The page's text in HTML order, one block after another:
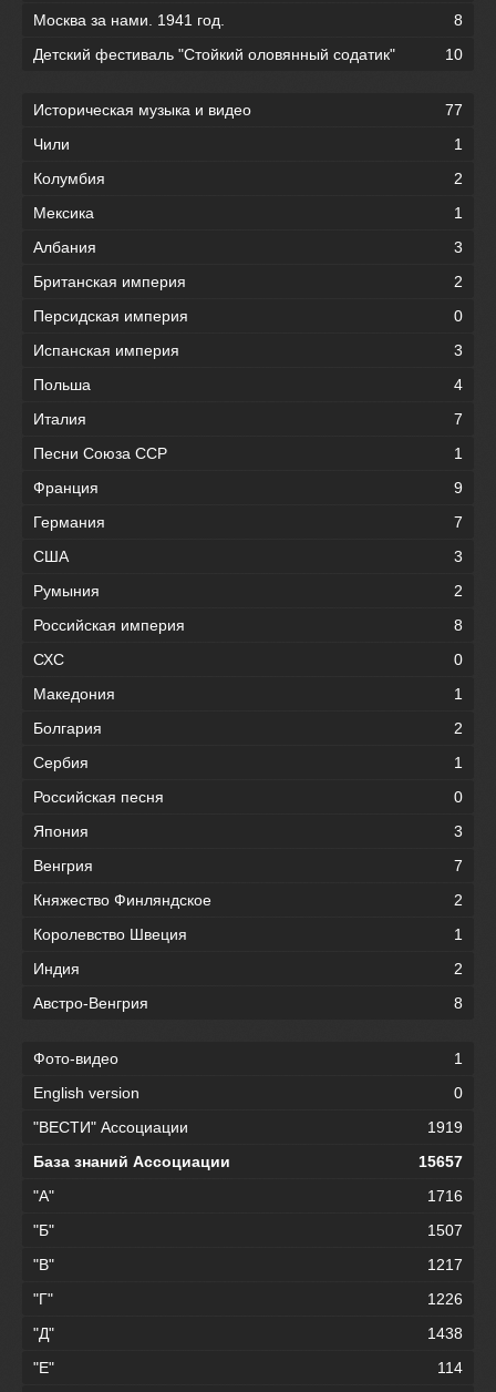
Москва за нами. 1941 год.
8
Детский фестиваль "Стойкий оловянный содатик"
10
Историческая музыка и видео
77
Чили
1
Колумбия
2
Мексика
1
Албания
3
Британская империя
2
Персидская империя
0
Испанская империя
3
Польша
4
Италия
7
Песни Союза ССР
1
Франция
9
Германия
7
США
3
Румыния
2
Российская империя
8
СХС
0
Македония
1
Болгария
2
Сербия
1
Российская песня
0
Япония
3
Венгрия
7
Княжество Финляндское
2
Королевство Швеция
1
Индия
2
Австро-Венгрия
8
Фото-видео
1
English version
0
"ВЕСТИ" Ассоциации
1919
База знаний Ассоциации
15657
"А"
1716
"Б"
1507
"В"
1217
"Г"
1226
"Д"
1438
"Е"
114